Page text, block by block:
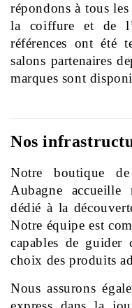
répondons à tous
la coiffure et de
références ont été
salons partenaires
marques sont
Nos
Notre boutique
Aubagne
dédié à la
Notre équipe est
capables de guider
choix des produits
Nous assurons